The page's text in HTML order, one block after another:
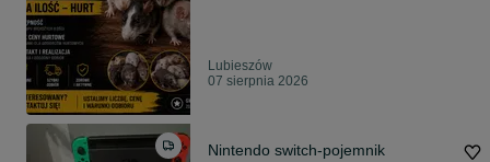
Lubieszów
07 sierpnia 2026
Nintendo switch-pojemnik